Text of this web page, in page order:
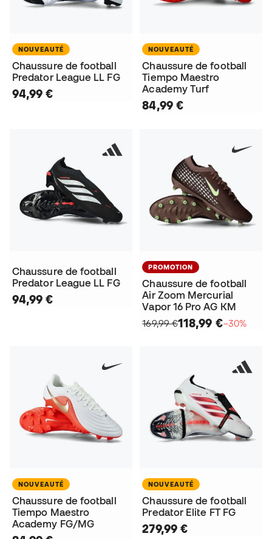
NOUVEAUTÉ
Chaussure de football
Predator League LL FG
94,99 €
NOUVEAUTÉ
Chaussure de football
Tiempo Maestro
Academy Turf
84,99 €
Chaussure de football
Predator League LL FG
94,99 €
PROMOTION
Chaussure de football
Air Zoom Mercurial
Vapor 16 Pro AG KM
169,99 €118,99 €−30%
NOUVEAUTÉ
Chaussure de football
Tiempo Maestro
Academy FG/MG
NOUVEAUTÉ
Chaussure de football
Predator Elite FT FG
279,99 €